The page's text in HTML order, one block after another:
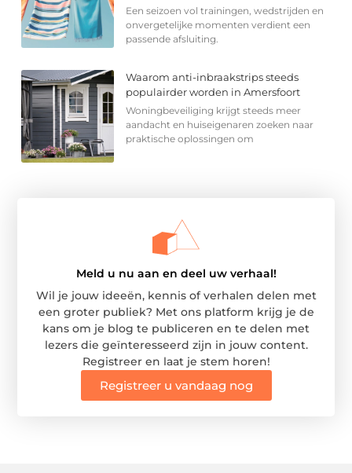
Een seizoen vol trainingen, wedstrijden en
onvergetelijke momenten verdient een
passende afsluiting.
Waarom anti-inbraakstrips steeds
populairder worden in Amersfoort
Woningbeveiliging krijgt steeds meer
aandacht en huiseigenaren zoeken naar
praktische oplossingen om
Meld u nu aan en deel uw verhaal!
Wil je jouw ideeën, kennis of verhalen delen met
een groter publiek? Met ons platform krijg je de
kans om je blog te publiceren en te delen met
lezers die geïnteresseerd zijn in jouw content.
Registreer en laat je stem horen!
Registreer u vandaag nog